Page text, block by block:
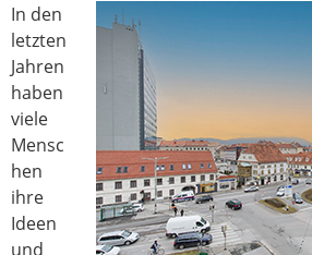
In den
letzten
Jahren
haben
viele
Mensc
hen
ihre
Ideen
und